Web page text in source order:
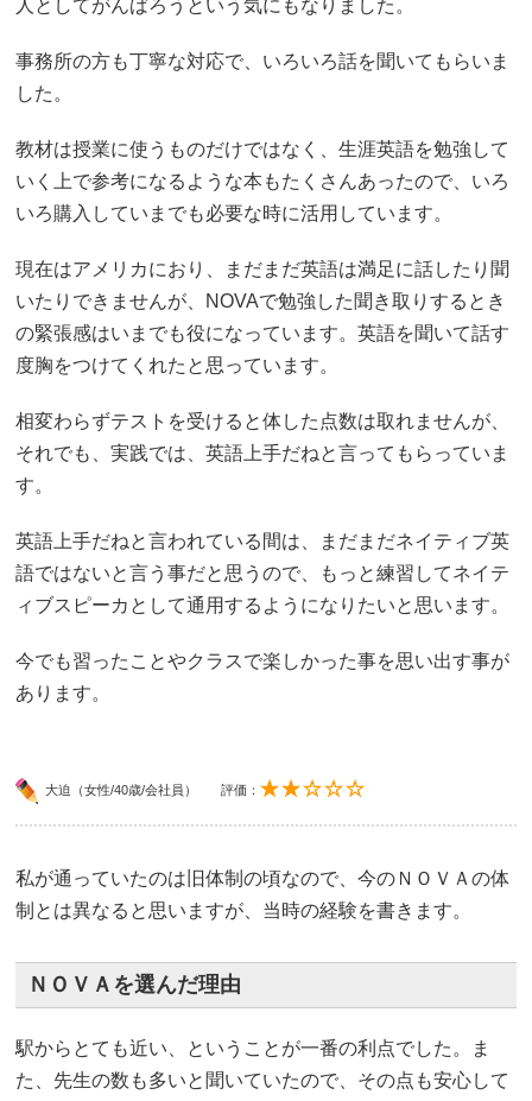
人としてがんばろうという気にもなりました。
事務所の方も丁寧な対応で、いろいろ話を聞いてもらいま
した。
教材は授業に使うものだけではなく、生涯英語を勉強して
いく上で参考になるような本もたくさんあったので、いろ
いろ購入していまでも必要な時に活用しています。
現在はアメリカにおり、まだまだ英語は満足に話したり聞
いたりできませんが、NOVAで勉強した聞き取りするとき
の緊張感はいまでも役になっています。英語を聞いて話す
度胸をつけてくれたと思っています。
相変わらずテストを受けると体した点数は取れませんが、
それでも、実践では、英語上手だねと言ってもらっていま
す。
英語上手だねと言われている間は、まだまだネイティブ英
語ではないと言う事だと思うので、もっと練習してネイテ
ィブスピーカとして通用するようになりたいと思います。
今でも習ったことやクラスで楽しかった事を思い出す事が
あります。
大迫（女性/40歳/会社員） 評価：
私が通っていたのは旧体制の頃なので、今のＮＯＶＡの体
制とは異なると思いますが、当時の経験を書きます。
ＮＯＶＡを選んだ理由
駅からとても近い、ということが一番の利点でした。ま
た、先生の数も多いと聞いていたので、その点も安心して